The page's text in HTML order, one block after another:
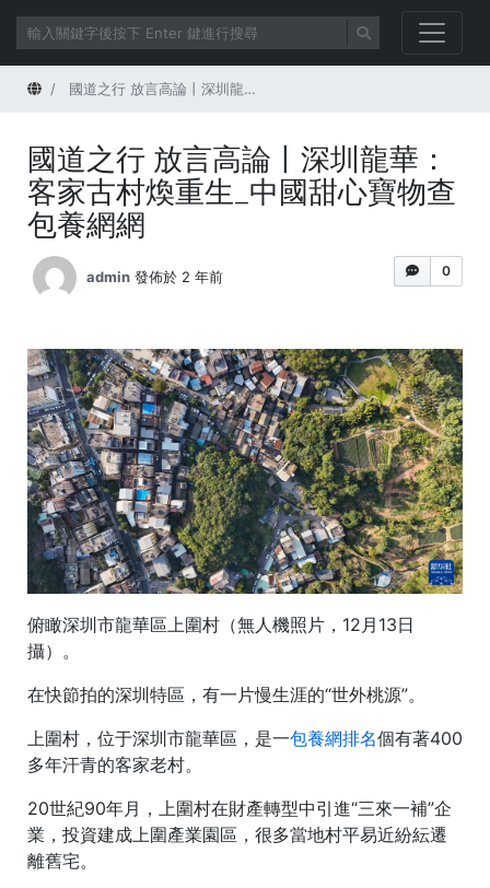
首頁 國道之行 放言高論丨深圳龍華：客家古村煥重生_中國甜心寶物查包養網網
國道之行 放言高論丨深圳龍華：
客家古村煥重生_中國甜心寶物查
包養網網
0
admin 發佈於 2 年前
俯瞰深圳市龍華區上圍村（無人機照片，12月13日
攝）。
在快節拍的深圳特區，有一片慢生涯的“世外桃源”。
上圍村，位于深圳市龍華區，是一包養網排名個有著400
多年汗青的客家老村。
20世紀90年月，上圍村在財產轉型中引進“三來一補”企
業，投資建成上圍產業園區，很多當地村平易近紛紜遷
離舊宅。